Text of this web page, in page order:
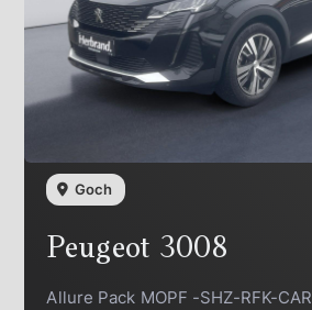
Goch
Peugeot 3008
Allure Pack MOPF -SHZ-RFK-